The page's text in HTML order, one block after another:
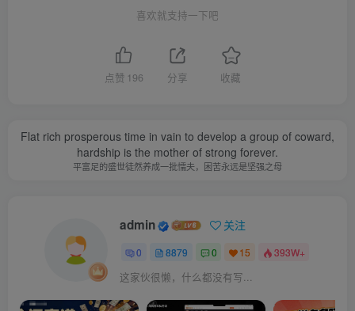
喜欢就支持一下吧
点赞 196 分享 收藏
Flat rich prosperous time in vain to develop a group of coward,
hardship is the mother of strong forever.
平富足的盛世徒然养成一批懦夫，困苦永远是坚强之母
admin 关注
0 8879 0 15 393W+
这家伙很懒，什么都没有写...